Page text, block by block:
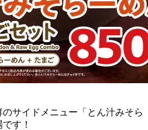
サイドメニュー「とん汁みそら
す！